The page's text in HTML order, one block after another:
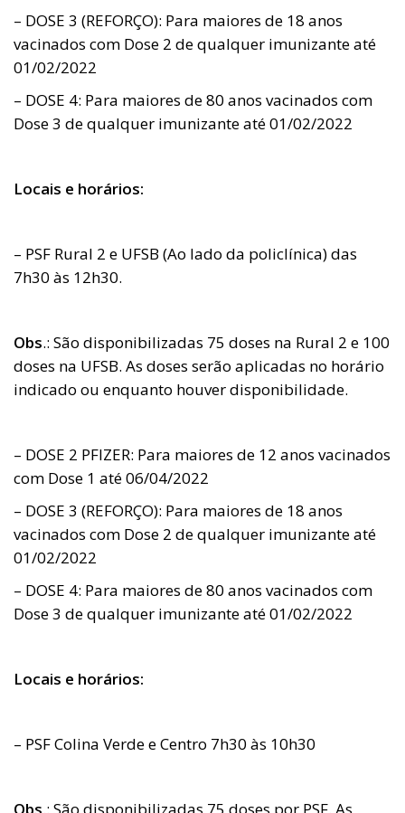
– DOSE 3 (REFORÇO): Para maiores de 18 anos
vacinados com Dose 2 de qualquer imunizante até
01/02/2022
– DOSE 4: Para maiores de 80 anos vacinados com
Dose 3 de qualquer imunizante até 01/02/2022
Locais e horários:
– PSF Rural 2 e UFSB (Ao lado da policlínica) das
7h30 às 12h30.
Obs.: São disponibilizadas 75 doses na Rural 2 e 100
doses na UFSB. As doses serão aplicadas no horário
indicado ou enquanto houver disponibilidade.
– DOSE 2 PFIZER: Para maiores de 12 anos vacinados
com Dose 1 até 06/04/2022
– DOSE 3 (REFORÇO): Para maiores de 18 anos
vacinados com Dose 2 de qualquer imunizante até
01/02/2022
– DOSE 4: Para maiores de 80 anos vacinados com
Dose 3 de qualquer imunizante até 01/02/2022
Locais e horários:
– PSF Colina Verde e Centro 7h30 às 10h30